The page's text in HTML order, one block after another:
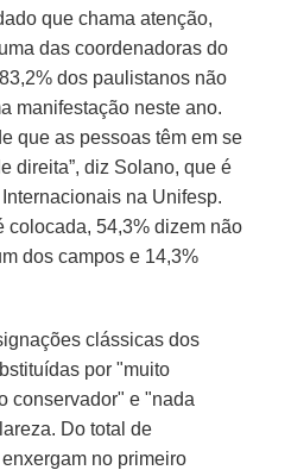
que chama atenção,
das coordenadoras do
dos paulistanos não
manifestação neste ano.
que as pessoas têm em se
direita”, diz Solano, que é
na Unifesp.
colocada, 54,3% dizem não
dos campos e 14,3%
clássicas dos
por "muito
conservador" e "nada
Do total de
no primeiro